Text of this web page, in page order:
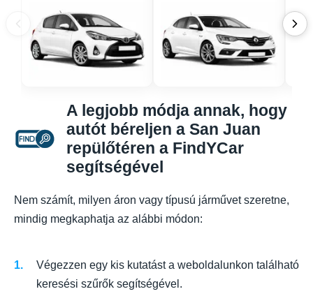
A legjobb módja annak, hogy
autót béreljen a San Juan
repülőtéren a FindYCar
segítségével
Nem számít, milyen áron vagy típusú járművet szeretne,
mindig megkaphatja az alábbi módon:
Végezzen egy kis kutatást a weboldalunkon található
keresési szűrők segítségével.